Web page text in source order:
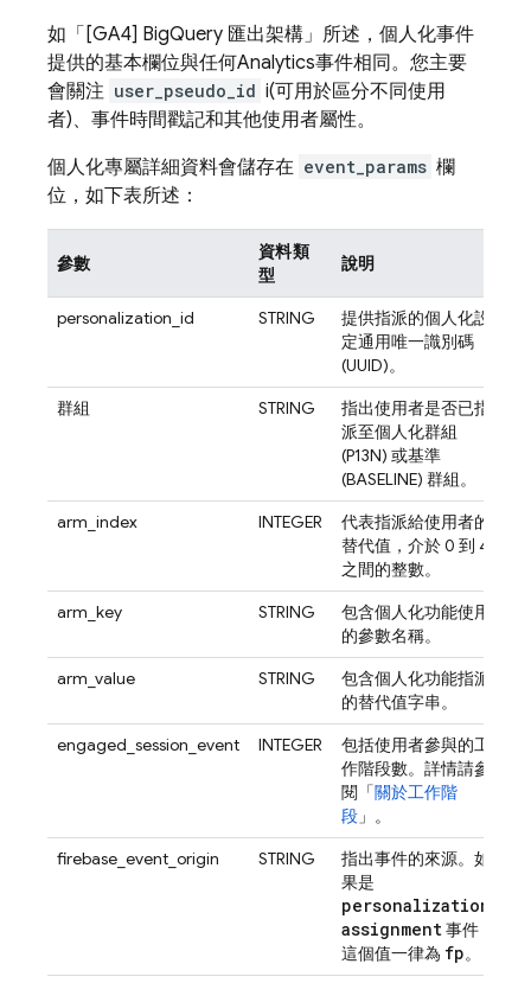
如「[GA4] BigQuery 匯出架構」 所述，個人化事件
提供的基本欄位與任何Analytics事件相同。您主要
會關注 user_pseudo_id i(可用於區分不同使用
者)、事件時間戳記和其他使用者屬性。
個人化專屬詳細資料會儲存在 event_params 欄
位，如下表所述：
參數
資料類
型
說明
personalization_id STRING
提供指派的個人化設
定通用唯一識別碼
(UUID)。
群組
STRING
指出使用者是否已指
派至個人化群組
(P13N) 或基準
(BASELINE) 群組。
arm_index
INTEGER
代表指派給使用者的
替代值，介於 0 到 4
之間的整數。
arm_key
STRING
包含個人化功能使用
的參數名稱。
arm_value
STRING
包含個人化功能指派
的替代值字串。
engaged_session_event
INTEGER
包括使用者參與的工
作階段數。詳情請參
閱「關於工作階
段 」。
firebase_event_origin
STRING
指出事件的來源。如
果是
personalization
assignment事件，
這個值一律為 fp。